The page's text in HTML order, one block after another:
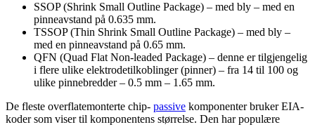
SSOP (Shrink Small Outline Package) – med bly – med en
pinneavstand på 0.635 mm.
TSSOP (Thin Shrink Small Outline Package) – med bly –
med en pinneavstand på 0.65 mm.
QFN (Quad Flat Non-leaded Package) – denne er tilgjengelig
i flere ulike elektrodetilkoblinger (pinner) – fra 14 til 100 og
ulike pinnebredder – 0.5 mm – 1.65 mm.
De fleste overflatemonterte chip- passive komponenter bruker EIA-
koder som viser til komponentens størrelse. Den har populære